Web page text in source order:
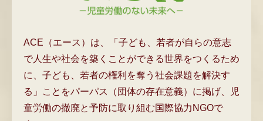
ACE（エース）は、「子ども、若者が自らの意志
で人生や社会を築くことができる世界をつくるため
に、子ども、若者の権利を奪う社会課題を解決す
る」ことをパーパス（団体の存在意義）に掲げ、児
童労働の撤廃と予防に取り組む国際協力NGOで